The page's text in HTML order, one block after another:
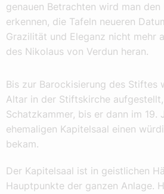
genauen Betrachten wird man den
erkennen, die Tafeln neueren
Grazilität und Eleganz nicht mehr
des Nikolaus von Verdun heran.
Bis zur Barockisierung des Stiftes
Altar in der Stiftskirche
Schatzkammer, bis er dann im 19.
ehemaligen Kapitelsaal einen
bekam.
Der Kapitelsaal ist in geistlichen
Hauptpunkte der ganzen Anlage.